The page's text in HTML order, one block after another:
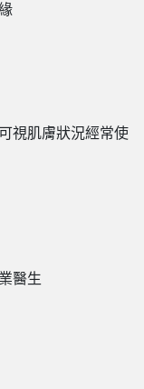
視肌膚狀況經常使
醫生